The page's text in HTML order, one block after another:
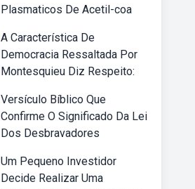
Plasmaticos De Acetil-coa
A Característica De
Democracia Ressaltada Por
Montesquieu Diz Respeito:
Versículo Bíblico Que
Confirme O Significado Da Lei
Dos Desbravadores
Um Pequeno Investidor
Decide Realizar Uma